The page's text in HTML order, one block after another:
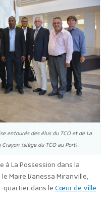
entourés des élus du TCO et de La
(siège du TCO au Port).
à La Possession dans la
Maire Vanessa Miranville,
quartier dans le Cœur de ville.